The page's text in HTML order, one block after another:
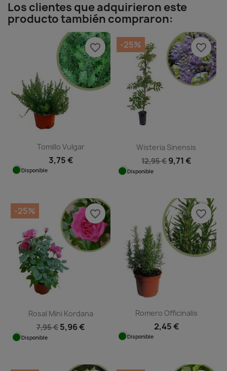
Los clientes que adquirieron este
producto también compraron:
Tomillo Vulgar
3,75 €
Disponible
favorite_border
Wisteria Sinensis
12,95 €9,71 €
Disponible
-25% favorite_border
Rosal Mini Kordana
7,95 € 5,96 €
Disponible
-25% favorite_border
Romero Officinalis
2,45 €
Disponible
favorite_border